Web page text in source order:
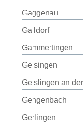
Gaggenau
Gaildorf
Gammertingen
Geisingen
Geislingen an
Gengenbach
Gerlingen